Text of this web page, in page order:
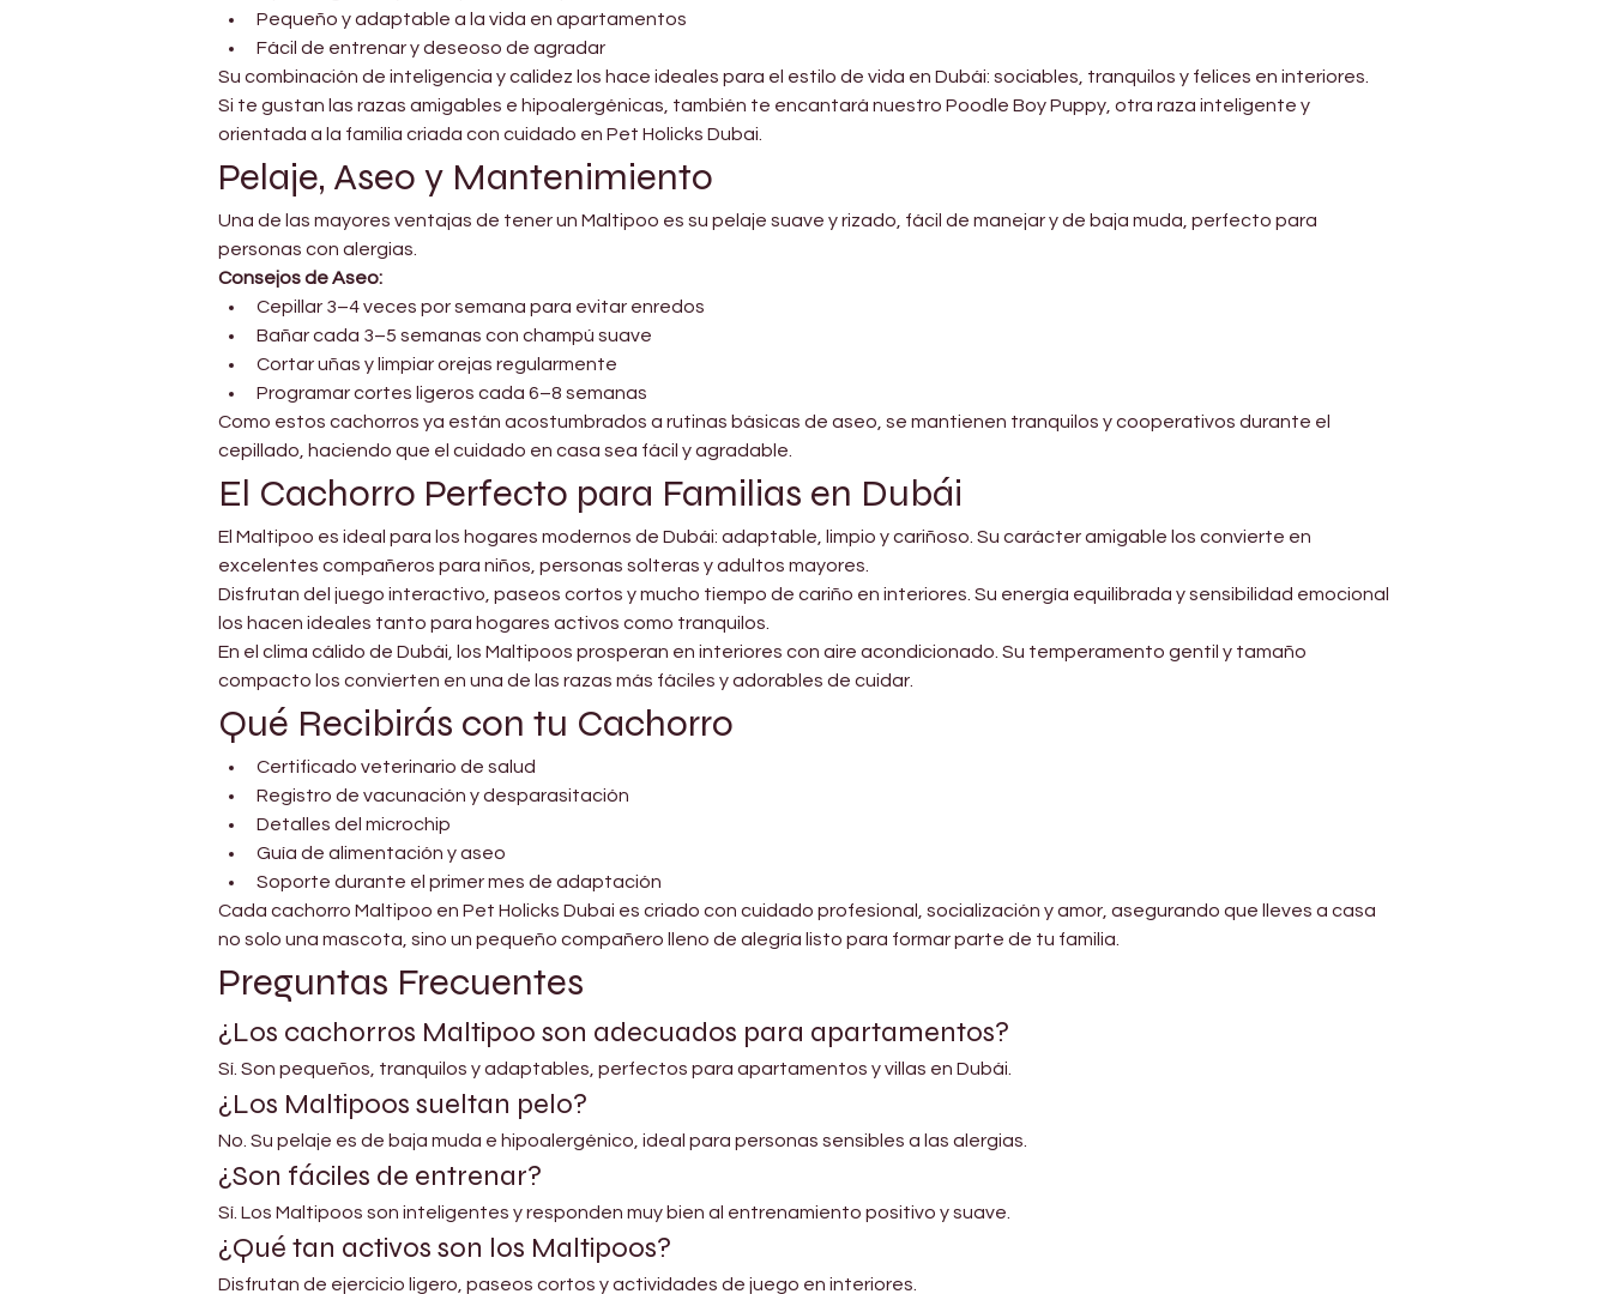
Pequeño y adaptable a la vida en apartamentos
Fácil de entrenar y deseoso de agradar
Su combinación de inteligencia y calidez los hace ideales para el estilo de vida en Dubái: sociables, tranquilos y felices en interiores.
Si te gustan las razas amigables e hipoalergénicas, también te encantará nuestro Poodle Boy Puppy, otra raza inteligente y
orientada a la familia criada con cuidado en Pet Holicks Dubai.
Pelaje, Aseo y Mantenimiento
Una de las mayores ventajas de tener un Maltipoo es su pelaje suave y rizado, fácil de manejar y de baja muda, perfecto para
personas con alergias.
Consejos de Aseo:
Cepillar 3–4 veces por semana para evitar enredos
Bañar cada 3–5 semanas con champú suave
Cortar uñas y limpiar orejas regularmente
Programar cortes ligeros cada 6–8 semanas
Como estos cachorros ya están acostumbrados a rutinas básicas de aseo, se mantienen tranquilos y cooperativos durante el
cepillado, haciendo que el cuidado en casa sea fácil y agradable.
El Cachorro Perfecto para Familias en Dubái
El Maltipoo es ideal para los hogares modernos de Dubái: adaptable, limpio y cariñoso. Su carácter amigable los convierte en
excelentes compañeros para niños, personas solteras y adultos mayores.
Disfrutan del juego interactivo, paseos cortos y mucho tiempo de cariño en interiores. Su energía equilibrada y sensibilidad emocional
los hacen ideales tanto para hogares activos como tranquilos.
En el clima cálido de Dubái, los Maltipoos prosperan en interiores con aire acondicionado. Su temperamento gentil y tamaño
compacto los convierten en una de las razas más fáciles y adorables de cuidar.
Qué Recibirás con tu Cachorro
Certificado veterinario de salud
Registro de vacunación y desparasitación
Detalles del microchip
Guía de alimentación y aseo
Soporte durante el primer mes de adaptación
Cada cachorro Maltipoo en Pet Holicks Dubai es criado con cuidado profesional, socialización y amor, asegurando que lleves a casa
no solo una mascota, sino un pequeño compañero lleno de alegría listo para formar parte de tu familia.
Preguntas Frecuentes
¿Los cachorros Maltipoo son adecuados para apartamentos?
Sí. Son pequeños, tranquilos y adaptables, perfectos para apartamentos y villas en Dubái.
¿Los Maltipoos sueltan pelo?
No. Su pelaje es de baja muda e hipoalergénico, ideal para personas sensibles a las alergias.
¿Son fáciles de entrenar?
Sí. Los Maltipoos son inteligentes y responden muy bien al entrenamiento positivo y suave.
¿Qué tan activos son los Maltipoos?
Disfrutan de ejercicio ligero, paseos cortos y actividades de juego en interiores.